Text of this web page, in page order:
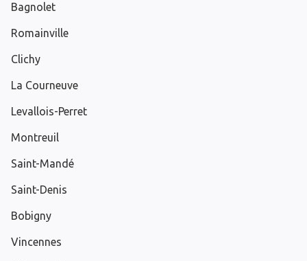
Bagnolet
Romainville
Clichy
La Courneuve
Levallois-Perret
Montreuil
Saint-Mandé
Saint-Denis
Bobigny
Vincennes